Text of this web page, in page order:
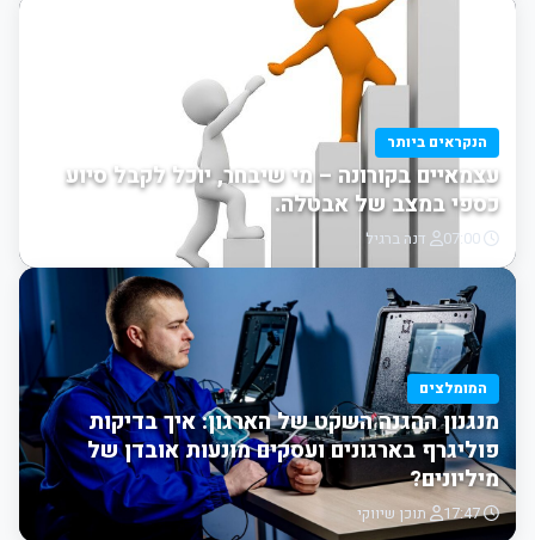
הנקראים ביותר
עצמאיים בקורונה – מי שיבחר, יוכל לקבל סיוע
כספי במצב של אבטלה.
דנה ברגיל
המומלצים
מנגנון ההגנה השקט של הארגון: איך בדיקות
פוליגרף בארגונים ועסקים מונעות אובדן של
מיליונים?
17:47 תוכן שיווקי